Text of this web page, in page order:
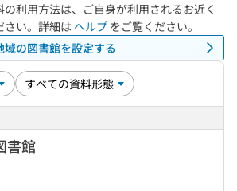
利用方法は、ご自身が利用されるお近く
さい。詳細は ヘルプ をご覧ください。
域の図書館を設定する
書館